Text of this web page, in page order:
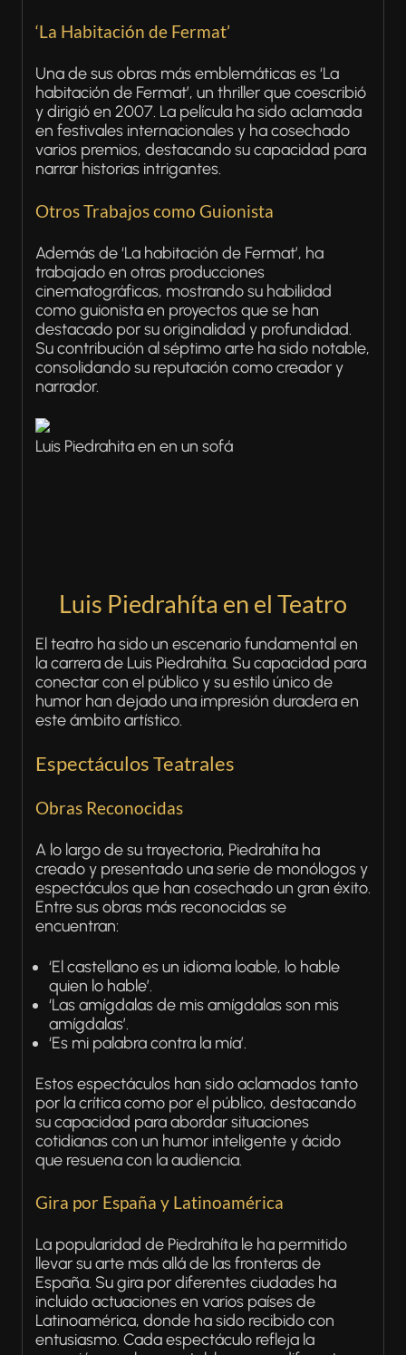
‘La Habitación de Fermat’
Una de sus obras más emblemáticas es ‘La
habitación de Fermat’, un thriller que coescribió
y dirigió en 2007. La película ha sido aclamada
en festivales internacionales y ha cosechado
varios premios, destacando su capacidad para
narrar historias intrigantes.
Otros Trabajos como Guionista
Además de ‘La habitación de Fermat’, ha
trabajado en otras producciones
cinematográficas, mostrando su habilidad
como guionista en proyectos que se han
destacado por su originalidad y profundidad.
Su contribución al séptimo arte ha sido notable,
consolidando su reputación como creador y
narrador.
Luis Piedrahita en en un sofá
Luis Piedrahíta en el Teatro
El teatro ha sido un escenario fundamental en
la carrera de Luis Piedrahíta. Su capacidad para
conectar con el público y su estilo único de
humor han dejado una impresión duradera en
este ámbito artístico.
Espectáculos Teatrales
Obras Reconocidas
A lo largo de su trayectoria, Piedrahíta ha
creado y presentado una serie de monólogos y
espectáculos que han cosechado un gran éxito.
Entre sus obras más reconocidas se
encuentran:
‘El castellano es un idioma loable, lo hable
quien lo hable’.
‘Las amígdalas de mis amígdalas son mis
amígdalas’.
‘Es mi palabra contra la mía’.
Estos espectáculos han sido aclamados tanto
por la crítica como por el público, destacando
su capacidad para abordar situaciones
cotidianas con un humor inteligente y ácido
que resuena con la audiencia.
Gira por España y Latinoamérica
La popularidad de Piedrahíta le ha permitido
llevar su arte más allá de las fronteras de
España. Su gira por diferentes ciudades ha
incluido actuaciones en varios países de
Latinoamérica, donde ha sido recibido con
entusiasmo. Cada espectáculo refleja la